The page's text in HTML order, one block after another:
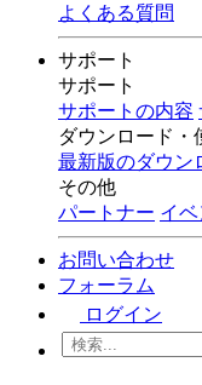
よくある質問
サポート
サポート
サポートの内容
ダウンロード・
最新版のダウン
その他
パートナー イ
お問い合わせ
フォーラム
ログイン